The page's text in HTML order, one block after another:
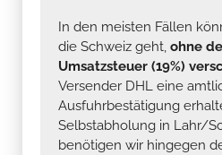
In den meisten Fällen
die Schweiz geht, ohne
Umsatzsteuer (19%)
Versender DHL eine
Ausfuhrbestätigung
Selbstabholung in Lahr/
benötigen wir hingegen